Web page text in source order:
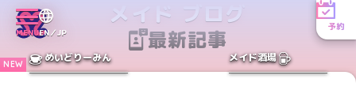
MENUEN／JP
予約
めいどりーみん メイド酒場
メイド ブログ
最新記事